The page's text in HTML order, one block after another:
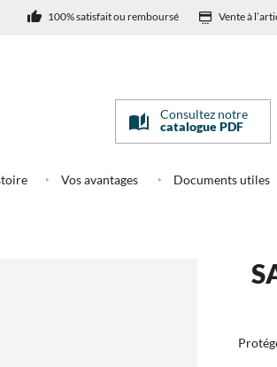
100% satisfait ou remboursé Vente à
Vos avantages Documents utiles
Consultez notre
catalogue PDF